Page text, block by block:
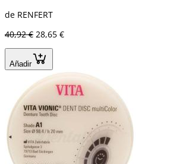
de RENFERT
40,92 € 28,65 €
Añadir